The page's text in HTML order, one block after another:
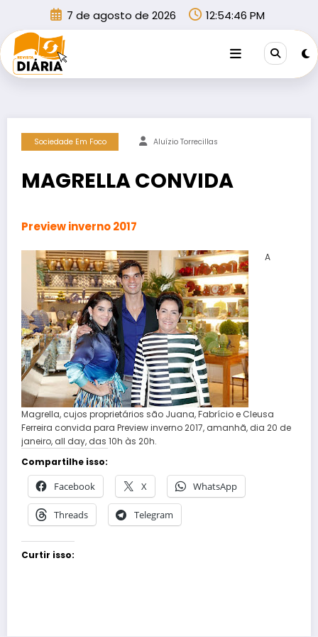
conteúdo
7 de agosto de 2026 12:54:46 PM
Sociedade Em Foco Aluízio Torrecillas
MAGRELLA CONVIDA
Preview inverno 2017
A
Magrella, cujos proprietários são Juana, Fabrício e Cleusa
Ferreira convida para Preview inverno 2017, amanhã, dia 20 de
janeiro, all day, das 10h às 20h.
Compartilhe isso:
Facebook X WhatsApp
Threads Telegram
Curtir isso: